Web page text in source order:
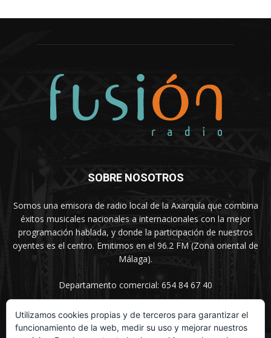
SOBRE NOSOTROS
Somos una emisora de radio local de la Axarquía que combina
éxitos musicales nacionales a internacionales con la mejor
programación hablada, y donde la participación de nuestros
oyentes es el centro. Emitimos en el 96.2 FM (Zona oriental de
Málaga).
Departamento comercial: 654 84 67 40
SÍGUENOS
Utilizamos cookies propias y de terceros para garantizar el
funcionamiento de la web, medir su uso y mejorar nuestros